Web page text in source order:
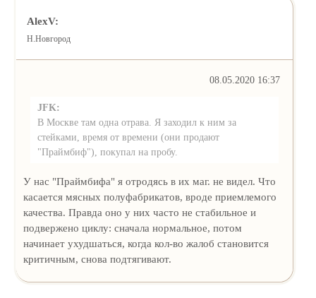
AlexV:
Н.Новгород
08.05.2020 16:37
JFK:
В Москве там одна отрава. Я заходил к ним за
стейками, время от времени (они продают
"Праймбиф"), покупал на пробу.
У нас "Праймбифа" я отродясь в их маг. не видел. Что
касается мясных полуфабрикатов, вроде приемлемого
качества. Правда оно у них часто не стабильное и
подвержено циклу: сначала нормальное, потом
начинает ухудшаться, когда кол-во жалоб становится
критичным, снова подтягивают.